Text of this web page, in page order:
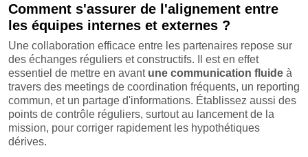
Comment s'assurer de l'alignement entre
les équipes internes et externes ?
Une collaboration efficace entre les partenaires repose sur
des échanges réguliers et constructifs. Il est en effet
essentiel de mettre en avant une communication fluide à
travers des meetings de coordination fréquents, un reporting
commun, et un partage d'informations. Établissez aussi des
points de contrôle réguliers, surtout au lancement de la
mission, pour corriger rapidement les hypothétiques
dérives.